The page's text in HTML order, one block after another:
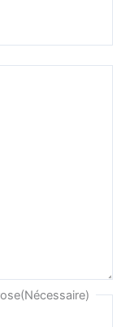
(Nécessaire)